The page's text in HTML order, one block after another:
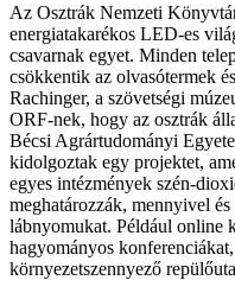
Az Osztrák Nemzeti
energiatakarékos LED-es
csavarnak egyet. Minden
csökkentik az olvasótermek
Rachinger, a szövetségi
ORF-nek, hogy az osztrák
Bécsi Agrártudományi
kidolgoztak egy projektet,
egyes intézmények szén-
meghatározzák, mennyivel
lábnyomukat. Például online
hagyományos
környezetszennyező